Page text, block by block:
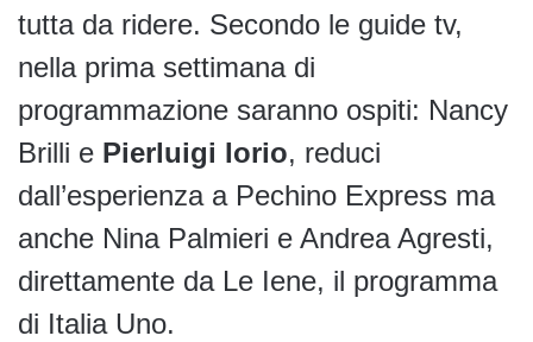
tutta da ridere. Secondo le guide tv,
nella prima settimana di
programmazione saranno ospiti: Nancy
Brilli e Pierluigi Iorio, reduci
dall’esperienza a Pechino Express ma
anche Nina Palmieri e Andrea Agresti,
direttamente da Le Iene, il programma
di Italia Uno.